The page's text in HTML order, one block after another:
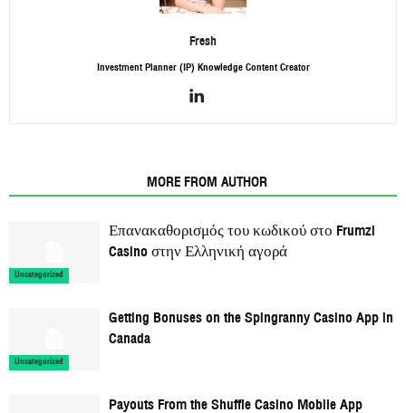
Fresh
Investment Planner (IP) Knowledge Content Creator
MORE FROM AUTHOR
Uncategorized
Επανακαθορισμός του κωδικού στο Frumzi
Casino στην Ελληνική αγορά
Uncategorized
Getting Bonuses on the Spingranny Casino App in
Canada
Payouts From the Shuffle Casino Mobile App